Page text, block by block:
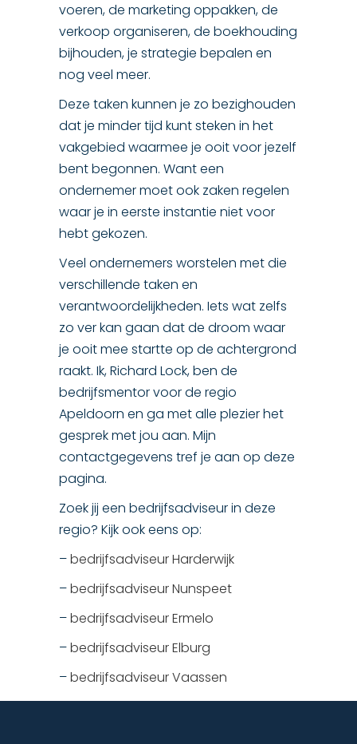
voeren, de marketing oppakken, de
verkoop organiseren, de boekhouding
bijhouden, je strategie bepalen en
nog veel meer.
Deze taken kunnen je zo bezighouden
dat je minder tijd kunt steken in het
vakgebied waarmee je ooit voor jezelf
bent begonnen. Want een
ondernemer moet ook zaken regelen
waar je in eerste instantie niet voor
hebt gekozen.
Veel ondernemers worstelen met die
verschillende taken en
verantwoordelijkheden. Iets wat zelfs
zo ver kan gaan dat de droom waar
je ooit mee startte op de achtergrond
raakt. Ik, Richard Lock, ben de
bedrijfsmentor voor de regio
Apeldoorn en ga met alle plezier het
gesprek met jou aan. Mijn
contactgegevens tref je aan op deze
pagina.
Zoek jij een bedrijfsadviseur in deze
regio? Kijk ook eens op:
–bedrijfsadviseur Harderwijk
–bedrijfsadviseur Nunspeet
–bedrijfsadviseur Ermelo
–bedrijfsadviseur Elburg
–bedrijfsadviseur Vaassen